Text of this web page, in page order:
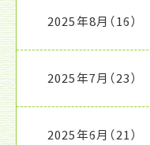
2025年8月 （16）
2025年7月 （23）
2025年6月 （21）